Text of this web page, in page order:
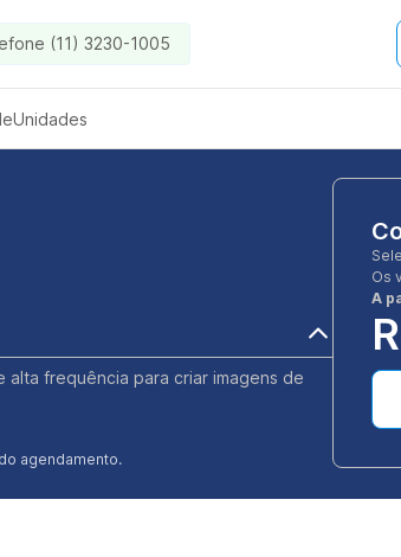
(11) 3230-1005
Unidades
alta frequência para criar imagens de
agendamento.
Os
A